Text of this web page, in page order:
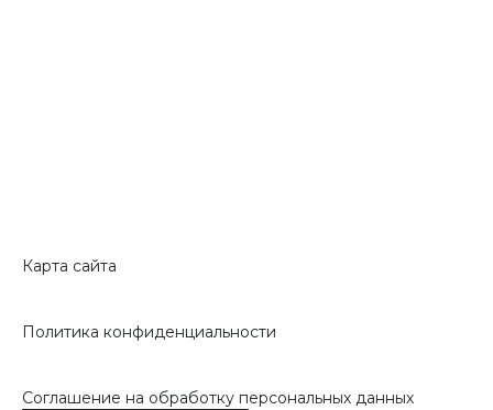
Карта сайта
Политика конфиденциальности
Соглашение на обработку персональных данных